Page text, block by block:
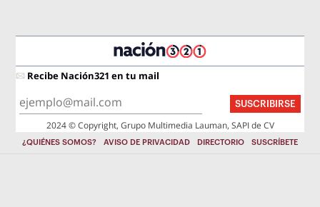
Recibe Nación321 en tu mail
SUSCRIBIRSE
2024 © Copyright, Grupo Multimedia Lauman, SAPI de CV
¿QUIÉNES SOMOS? AVISO DE PRIVACIDAD DIRECTORIO SUSCRÍBETE